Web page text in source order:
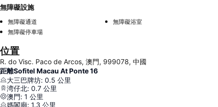
無障礙設施
無障礙通道
無障礙浴室
無障礙停車場
位置
R. do Visc. Paco de Arcos, 澳門, 999078, 中國
距離Sofitel Macau At Ponte 16
大三巴牌坊: 0.5 公里
湾仔北: 0.7 公里
澳門: 1 公里
媽閣廟: 1.3 公里